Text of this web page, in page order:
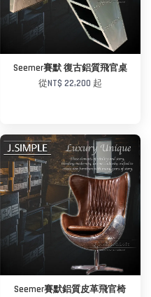
Seemer賽默 復古鋁質飛官桌
從NT$ 22,200 起
加入購物車
Seemer賽默鋁質皮革飛官椅